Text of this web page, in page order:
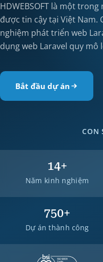
HDWEBSOFT là một
được tin cậy tại Việt Nam.
nghiệm phát triển web
dụng web Laravel quy mô
Bắt đầu dự án
CON
14+
Năm kinh nghiệm
750+
Dự án thành công